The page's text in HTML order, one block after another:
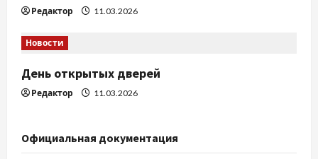
Редактор 11.03.2026
Новости
День открытых дверей
Редактор 11.03.2026
Официальная документация